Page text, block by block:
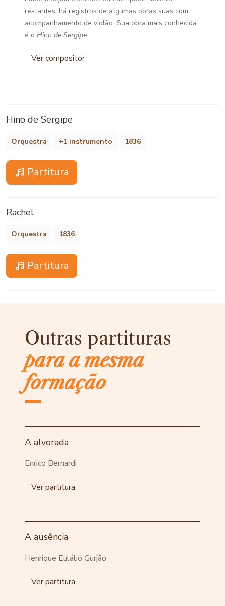
restantes, há registros de algumas obras suas com
acompanhamento de violão. Sua obra mais conhecida
é oHino de Sergipe.
Ver compositor
Hino de Sergipe
Orquestra +1 instrumento 1836
Partitura
Rachel
Orquestra 1836
Partitura
Outras partituras
para a mesma
formação
A alvorada
Enrico Bernardi
Ver partitura
A ausência
Henrique Eulálio Gurjão
Ver partitura